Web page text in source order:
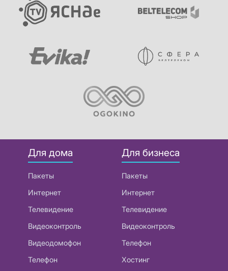
Для дома
Пакеты
Интернет
Телевидение
Видеоконтроль
Видеодомофон
Телефон
Для бизнеса
Пакеты
Интернет
Телевидение
Видеоконтроль
Телефон
Хостинг